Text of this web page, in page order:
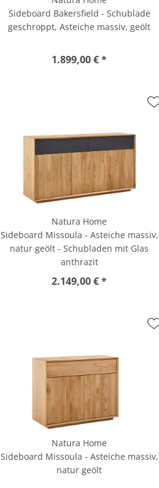
Sideboard Bakersfield - Schublade
geschroppt, Asteiche massiv, geölt
1.899,00 € *
Natura Home
Sideboard Missoula - Asteiche massiv,
natur geölt - Schubladen mit Glas
anthrazit
2.149,00 € *
Natura Home
Sideboard Missoula - Asteiche massiv,
natur geölt